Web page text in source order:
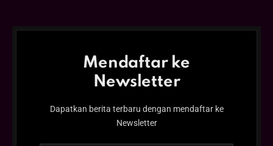
Mendaftar ke
Newsletter
Dapatkan berita terbaru dengan mendaftar ke
Newsletter